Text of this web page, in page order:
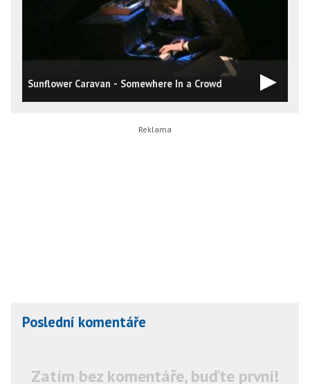
Sunflower Caravan - Somewhere In a Crowd
Poslední komentáře
Zatím bez komentáře, buďte první!